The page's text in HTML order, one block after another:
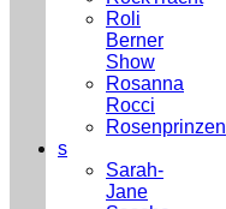
Roli
Berner
Show
Rosanna
Rocci
Rosenprinzen
s
Sarah-
Jane